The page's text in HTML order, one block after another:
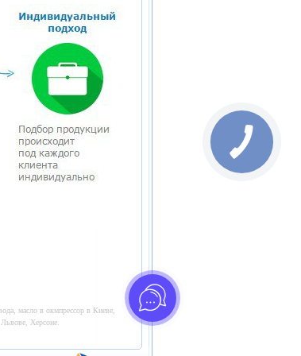
масло в окмпрессор в Киеве,
Херсоне.